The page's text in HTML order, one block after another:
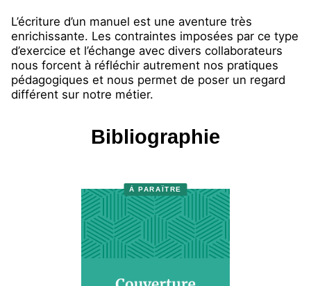
L’écriture d’un manuel est une aventure très
enrichissante. Les contraintes imposées par ce type
d’exercice et l’échange avec divers collaborateurs
nous forcent à réfléchir autrement nos pratiques
pédagogiques et nous permet de poser un regard
différent sur notre métier.
Bibliographie
À PARAÎTRE